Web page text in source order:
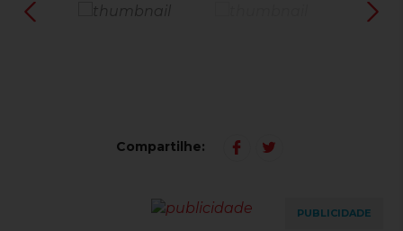
Compartilhe:
PUBLICIDADE